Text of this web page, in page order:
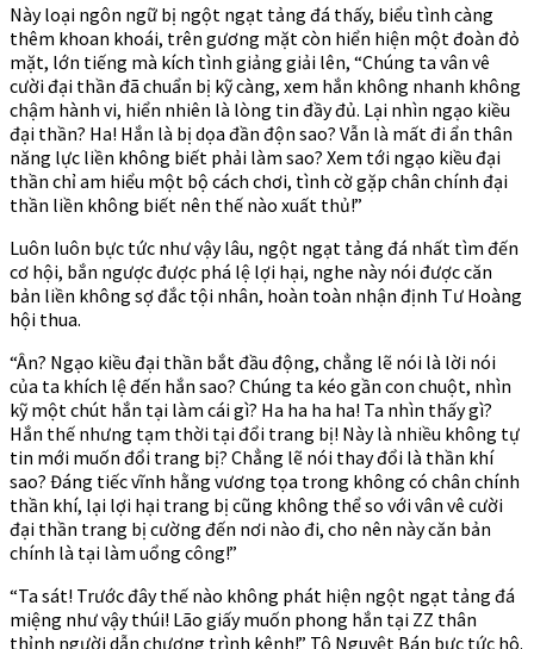
Này loại ngôn ngữ bị ngột ngạt tảng đá thấy, biểu tình càng
thêm khoan khoái, trên gương mặt còn hiển hiện một đoàn đỏ
mặt, lớn tiếng mà kích tình giảng giải lên, “Chúng ta vân vê
cười đại thần đã chuẩn bị kỹ càng, xem hắn không nhanh không
chậm hành vi, hiển nhiên là lòng tin đầy đủ. Lại nhìn ngạo kiều
đại thần? Ha! Hắn là bị dọa đần độn sao? Vẫn là mất đi ẩn thân
năng lực liền không biết phải làm sao? Xem tới ngạo kiều đại
thần chỉ am hiểu một bộ cách chơi, tình cờ gặp chân chính đại
thần liền không biết nên thế nào xuất thủ!”
Luôn luôn bực tức như vậy lâu, ngột ngạt tảng đá nhất tìm đến
cơ hội, bắn ngược được phá lệ lợi hại, nghe này nói được căn
bản liền không sợ đắc tội nhân, hoàn toàn nhận định Tư Hoàng
hội thua.
“Ân? Ngạo kiều đại thần bắt đầu động, chẳng lẽ nói là lời nói
của ta khích lệ đến hắn sao? Chúng ta kéo gần con chuột, nhìn
kỹ một chút hắn tại làm cái gì? Ha ha ha ha! Ta nhìn thấy gì?
Hắn thế nhưng tạm thời tại đổi trang bị! Này là nhiều không tự
tin mới muốn đổi trang bị? Chẳng lẽ nói thay đổi là thần khí
sao? Đáng tiếc vĩnh hằng vương tọa trong không có chân chính
thần khí, lại lợi hại trang bị cũng không thể so với vân vê cười
đại thần trang bị cường đến nơi nào đi, cho nên này căn bản
chính là tại làm uổng công!”
“Ta sát! Trước đây thế nào không phát hiện ngột ngạt tảng đá
miệng như vậy thúi! Lão giấy muốn phong hắn tại ZZ thân
thỉnh người dẫn chương trình kênh!” Tô Nguyệt Bán bực tức hô.